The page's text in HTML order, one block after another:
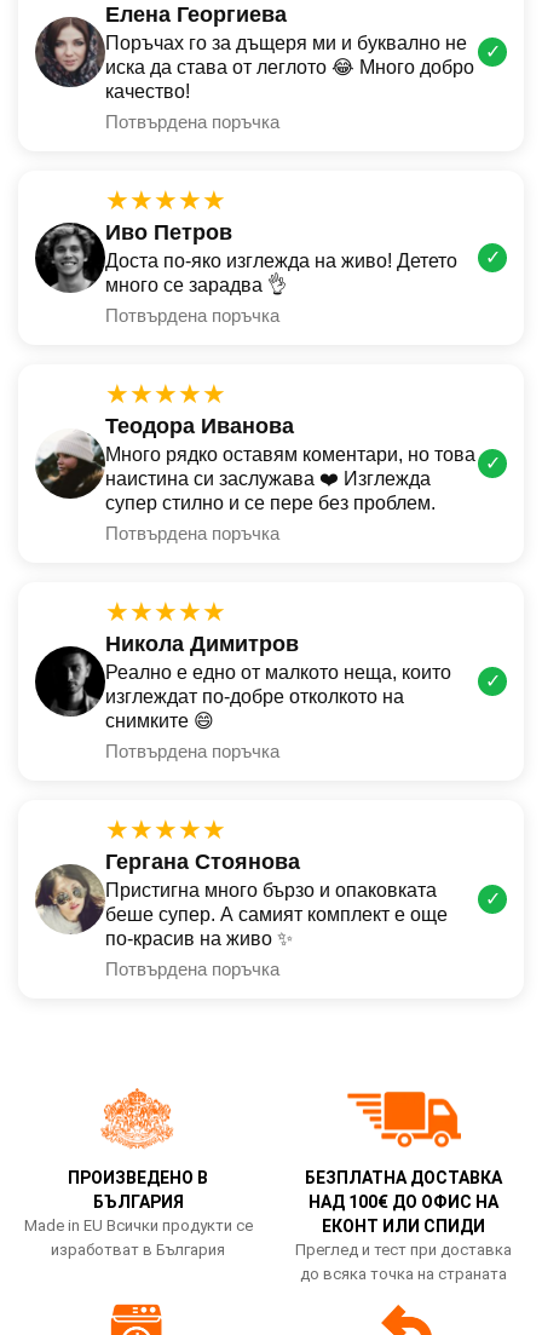
Елена Георгиева
Поръчах го за дъщеря ми и буквално не
иска да става от леглото 😂 Много добро
качество!
Потвърдена поръчка
✓
★★★★★
Иво Петров
Доста по-яко изглежда на живо! Детето
много се зарадва 👌
Потвърдена поръчка
✓
★★★★★
Теодора Иванова
Много рядко оставям коментари, но това
наистина си заслужава ❤️ Изглежда
супер стилно и се пере без проблем.
Потвърдена поръчка
✓
★★★★★
Никола Димитров
Реално е едно от малкото неща, които
изглеждат по-добре отколкото на
снимките 😄
Потвърдена поръчка
✓
★★★★★
Гергана Стоянова
Пристигна много бързо и опаковката
беше супер. А самият комплект е още
по-красив на живо ✨
Потвърдена поръчка
✓
ПРОИЗВЕДЕНО В
БЪЛГАРИЯ
Made in EU Всички продукти се
изработват в България
БЕЗПЛАТНА ДОСТАВКА
НАД 100€ ДО ОФИС НА
ЕКОНТ ИЛИ СПИДИ
Преглед и тест при доставка
до всяка точка на страната